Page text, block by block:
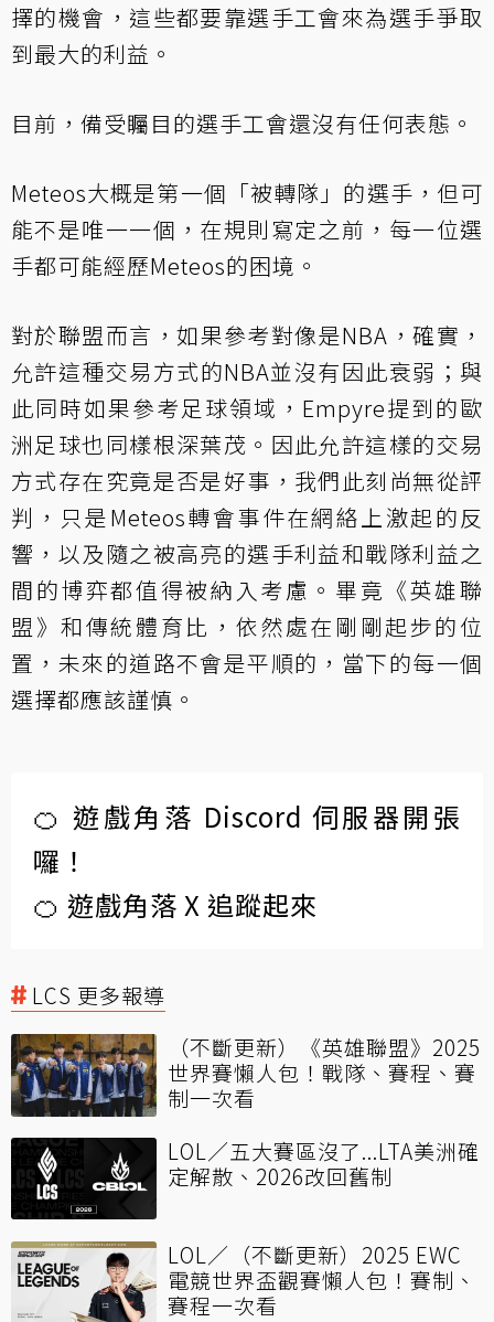
擇的機會，這些都要靠選手工會來為選手爭取
到最大的利益。
目前，備受矚目的選手工會還沒有任何表態。
Meteos大概是第一個「被轉隊」的選手，但可
能不是唯一一個，在規則寫定之前，每一位選
手都可能經歷Meteos的困境。
對於聯盟而言，如果參考對像是NBA，確實，
允許這種交易方式的NBA並沒有因此衰弱；與
此同時如果參考足球領域，Empyre提到的歐
洲足球也同樣根深葉茂。因此允許這樣的交易
方式存在究竟是否是好事，我們此刻尚無從評
判，只是Meteos轉會事件在網絡上激起的反
響，以及隨之被高亮的選手利益和戰隊利益之
間的博弈都值得被納入考慮。畢竟《英雄聯
盟》和傳統體育比，依然處在剛剛起步的位
置，未來的道路不會是平順的，當下的每一個
選擇都應該謹慎。
🍊 遊戲角落 Discord 伺服器開張
囉！
🍊 遊戲角落 X 追蹤起來
LCS 更多報導
（不斷更新）《英雄聯盟》2025
世界賽懶人包！戰隊、賽程、賽
制一次看
LOL／五大賽區沒了...LTA美洲確
定解散、2026改回舊制
LOL／（不斷更新）2025 EWC
電競世界盃觀賽懶人包！賽制、
賽程一次看